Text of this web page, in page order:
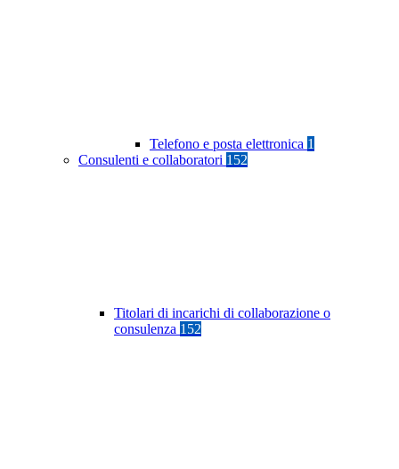
Telefono e posta elettronica 1
Consulenti e collaboratori 152
Titolari di incarichi di collaborazione o
consulenza 152